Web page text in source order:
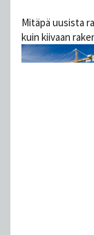
Mitäpä uusista
kuin kiivaan